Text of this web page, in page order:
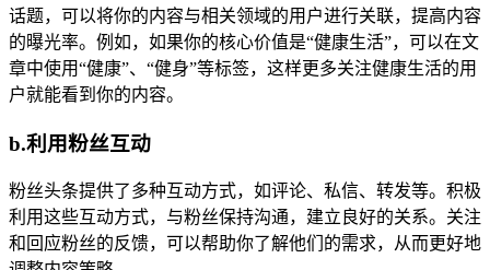
话题，可以将你的内容与相关领域的用户进行关联，提高内容
的曝光率。例如，如果你的核心价值是“健康生活”，可以在文
章中使用“健康”、“健身”等标签，这样更多关注健康生活的用
户就能看到你的内容。
b.利用粉丝互动
粉丝头条提供了多种互动方式，如评论、私信、转发等。积极
利用这些互动方式，与粉丝保持沟通，建立良好的关系。关注
和回应粉丝的反馈，可以帮助你了解他们的需求，从而更好地